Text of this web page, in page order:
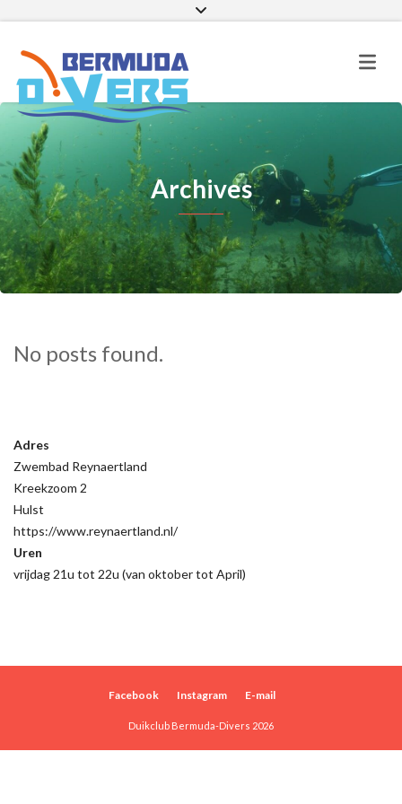
Facebook
Archives
No posts found.
Adres
Zwembad Reynaertland
Kreekzoom 2
Hulst
https://www.reynaertland.nl/
Uren
vrijdag 21u tot 22u (van oktober tot April)
Facebook Instagram E-mail
Duikclub Bermuda-Divers 2026